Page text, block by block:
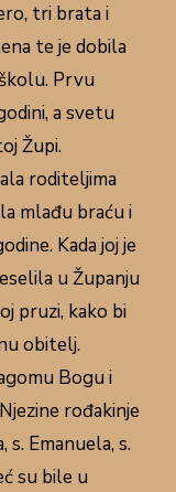
tri brata i
te je dobila
Prvu
a svetu
Župi.
roditeljima
mlađu braću i
Kada joj je
u Županju
pruzi, kako bi
obitelj.
Bogu i
rođakinje
s. Emanuela, s.
su bile u